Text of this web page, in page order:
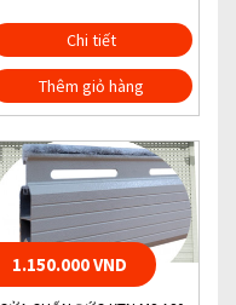
Chi tiết
Thêm giỏ hàng
1.150.000 VND